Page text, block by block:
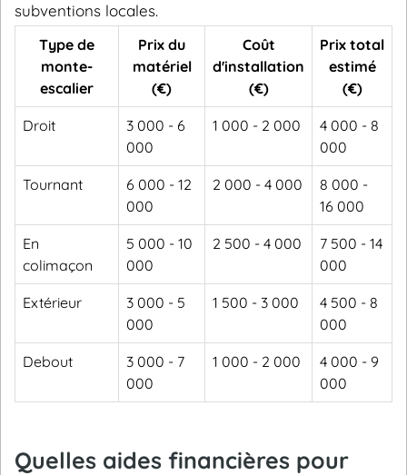
subventions locales.
Type de
monte-
escalier
Prix du
matériel
(€)
Coût
d'installation
(€)
Prix total
estimé
(€)
Droit
3 000 - 6
000
1 000 - 2 000
4 000 - 8
000
Tournant
6 000 - 12
000
2 000 - 4 000
8 000 -
16 000
En
colimaçon
5 000 - 10
000
2 500 - 4 000
7 500 - 14
000
Extérieur
3 000 - 5
000
1 500 - 3 000
4 500 - 8
000
Debout
3 000 - 7
000
1 000 - 2 000
4 000 - 9
000
Quelles aides financières pour